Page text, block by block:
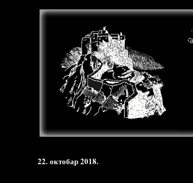
22. октобар 2018.